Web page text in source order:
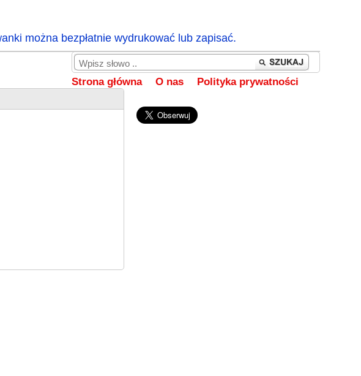
można bezpłatnie wydrukować lub zapisać.
Strona główna O nas Polityka prywatności